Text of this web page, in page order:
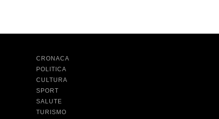
CRONACA
POLITICA
CULTURA
SPORT
SALUTE
TURISMO